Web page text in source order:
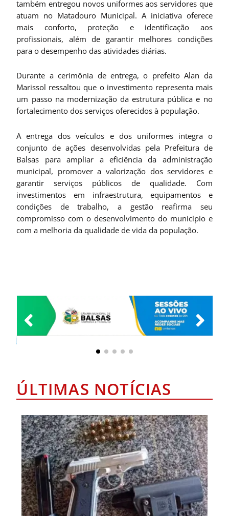
também entregou novos uniformes aos servidores que
atuam no Matadouro Municipal. A iniciativa oferece
mais conforto, proteção e identificação aos
profissionais, além de garantir melhores condições
para o desempenho das atividades diárias.
Durante a cerimônia de entrega, o prefeito Alan da
Marissol ressaltou que o investimento representa mais
um passo na modernização da estrutura pública e no
fortalecimento dos serviços oferecidos à população.
A entrega dos veículos e dos uniformes integra o
conjunto de ações desenvolvidas pela Prefeitura de
Balsas para ampliar a eficiência da administração
municipal, promover a valorização dos servidores e
garantir serviços públicos de qualidade. Com
investimentos em infraestrutura, equipamentos e
condições de trabalho, a gestão reafirma seu
compromisso com o desenvolvimento do município e
com a melhoria da qualidade de vida da população.
ÚLTIMAS NOTÍCIAS